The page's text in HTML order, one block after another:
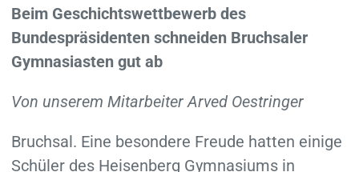
Beim Geschichtswettbewerb des
Bundespräsidenten schneiden Bruchsaler
Gymnasiasten gut ab
Von unserem Mitarbeiter Arved Oestringer
Bruchsal. Eine besondere Freude hatten einige
Schüler des Heisenberg Gymnasiums in